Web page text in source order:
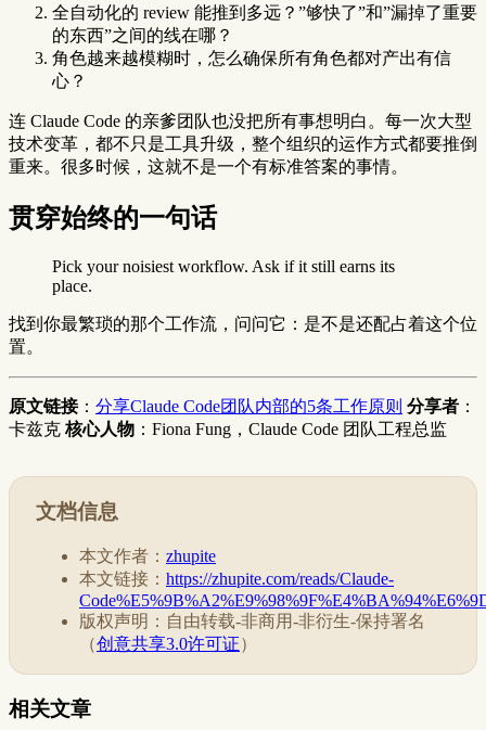
全自动化的 review 能推到多远？”够快了”和”漏掉了重要
的东西”之间的线在哪？
角色越来越模糊时，怎么确保所有角色都对产出有信
心？
连 Claude Code 的亲爹团队也没把所有事想明白。每一次大型
技术变革，都不只是工具升级，整个组织的运作方式都要推倒
重来。很多时候，这就不是一个有标准答案的事情。
贯穿始终的一句话
Pick your noisiest workflow. Ask if it still earns its
place.
找到你最繁琐的那个工作流，问问它：是不是还配占着这个位
置。
原文链接： 分享Claude Code团队内部的5条工作原则 分享者 ：
卡兹克 核心人物 ：Fiona Fung，Claude Code 团队工程总监
文档信息
本文作者： zhupite
本文链接： https://zhupite.com/reads/Claude-
版权声明：自由转载-非商用-非衍生-保持署名
（创意共享3.0许可证）
相关文章